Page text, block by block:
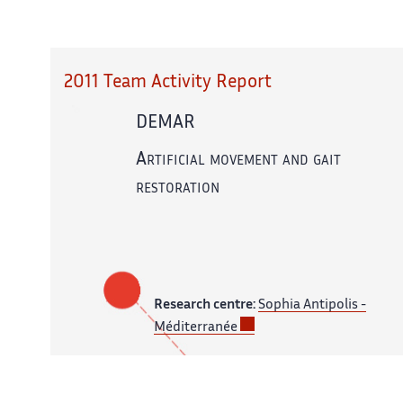
2011 Team Activity Report
DEMAR
Artificial movement and gait
restoration
Research centre: Sophia Antipolis -
Méditerranée